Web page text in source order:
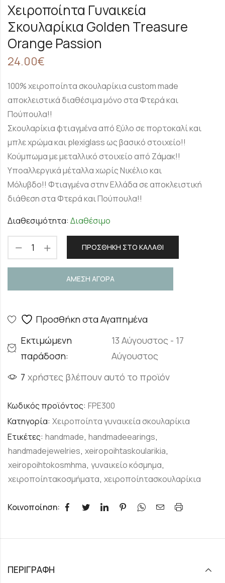
Χειροποίητα Γυναικεία
Σκουλαρίκια Golden Treasure
Orange Passion
24.00€
100% χειροποίητα σκουλαρίκια custom made
αποκλειστικά διαθέσιμα μόνο στα Φτερά και
Πούπουλα!!
Σκουλαρίκια φτιαγμένα από ξύλο σε πορτοκαλί και
μπλε χρώμα και plexiglass ως βασικό στοιχείο!!
Κούμπωμα με μεταλλικό στοιχείο από Ζάμακ!!
Υποαλλεργικά μέταλλα χωρίς Νικέλιο και
Μόλυβδο!! Φτιαγμένα στην Ελλάδα σε αποκλειστική
διάθεση στα Φτερά και Πούπουλα!!
Διαθεσιμότητα: Διαθέσιμο
ΠΡΟΣΘΉΚΗ ΣΤΟ ΚΑΛΆΘΙ
ΑΜΕΣΗ ΑΓΟΡΑ
Προσθήκη στα Αγαπημένα
Εκτιμώμενη
παράδοση:
13 Αύγουστος - 17
Αύγουστος
7 χρήστες βλέπουν αυτό το προϊόν
Κωδικός προϊόντος: FPE300
Κατηγορία: Χειροποίητα γυναικεία σκουλαρίκια
Ετικέτες: handmade, handmadeearings,
handmadejewelries, xeiropoihtaskoularikia,
xeiropoihtokosmhma, γυναικείο κόσμημα,
χειροποίητακοσμήματα, χειροποίητασκουλαρίκια
Κοινοποίηση:
ΠΕΡΙΓΡΑΦΉ